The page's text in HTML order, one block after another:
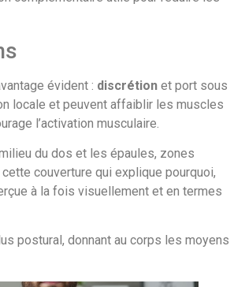
évident : discrétionet port sous
locale et peuvent affaiblir les muscles
l’activation musculaire.
du dos et les épaules, zones
couverture qui explique pourquoi,
à la fois visuellement et en termes
postural, donnant au corps les moyens